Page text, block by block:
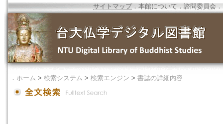
サイトマップ．本館について ． 諮問委員会 ．
． ホーム > 検索システム > 検索エンジン > 書誌の詳細内容